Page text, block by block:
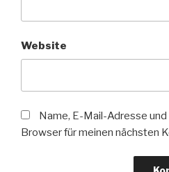
Website
Name, E-Mail-Adresse
Browser für meinen nächsten